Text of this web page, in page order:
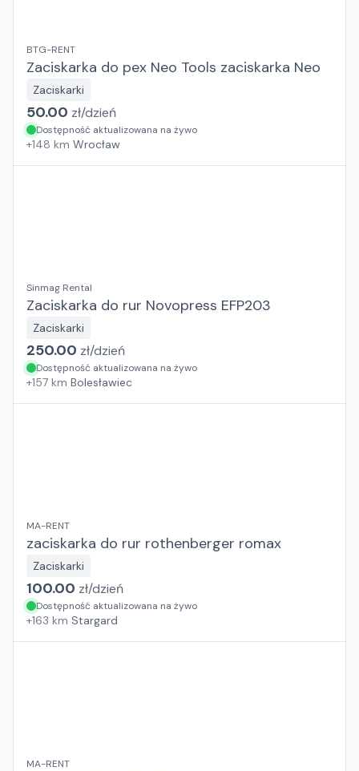
BTG-RENT
Zaciskarka do pex Neo Tools zaciskarka Neo
Zaciskarki
50.00 zł/dzień
Dostępność aktualizowana na żywo
+148 km Wrocław
Sinmag Rental
Zaciskarka do rur Novopress EFP203
Zaciskarki
250.00 zł/dzień
Dostępność aktualizowana na żywo
+157 km Bolesławiec
MA-RENT
zaciskarka do rur rothenberger romax
Zaciskarki
100.00 zł/dzień
Dostępność aktualizowana na żywo
+163 km Stargard
MA-RENT